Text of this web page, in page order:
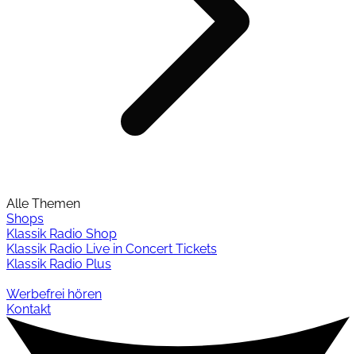
Alle Themen
Shops
Klassik Radio Shop
Klassik Radio Live in Concert Tickets
Klassik Radio Plus
Werbefrei hören
Kontakt